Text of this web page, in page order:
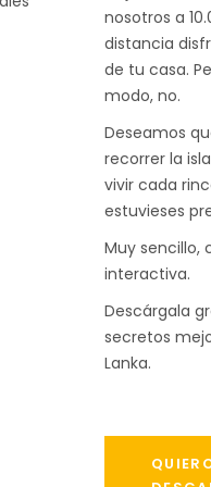
nosotros a
distancia
de tu casa.
modo, no.
Deseamos
recorrer la
vivir cada
estuvieses
Muy sencillo,
interactiva.
Descárgala
secretos
Lanka.